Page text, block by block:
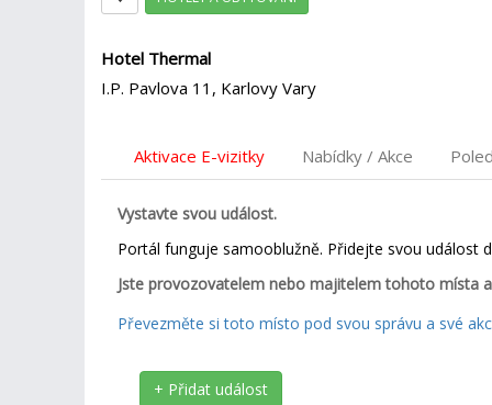
Hotel Thermal
I.P. Pavlova 11, Karlovy Vary
Aktivace E-vizitky Nabídky / Akce
Vystavte svou událost.
Portál funguje samooblužně. Přidejte svou událost
Jste provozovatelem nebo majitelem tohoto místa
Převezměte si toto místo pod svou správu a své
+ Přidat událost